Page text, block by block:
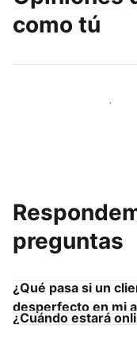
como tú
Únete a
preguntas
¿Qué pasa si un
desperfecto en mi
¿Cuándo estará